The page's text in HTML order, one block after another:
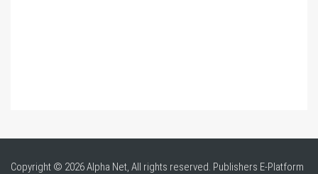
Copyright © 2026 Alpha Net, All rights reserved. Publishers E-Platform